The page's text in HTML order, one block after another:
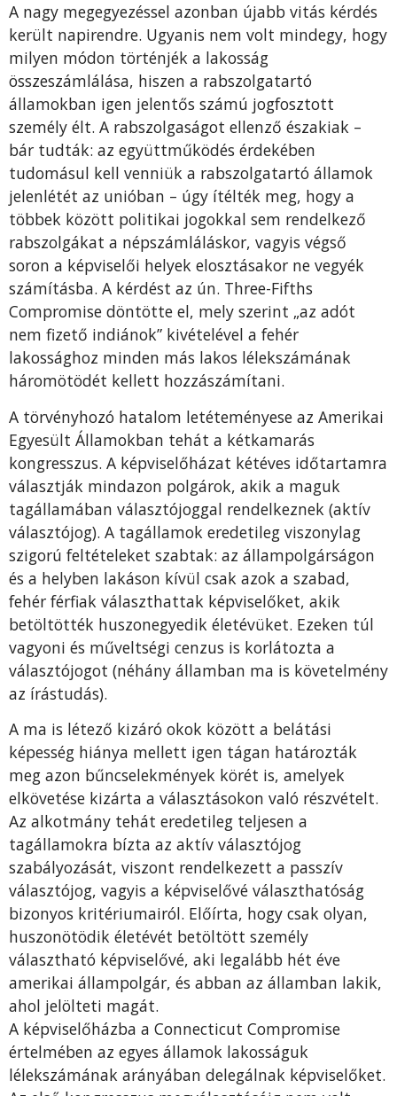
A nagy megegyezéssel azonban újabb vitás kérdés
került napirendre. Ugyanis nem volt mindegy, hogy
milyen módon történjék a lakosság
összeszámlálása, hiszen a rabszolgatartó
államokban igen jelentős számú jogfosztott
személy élt. A rabszolgaságot ellenző északiak –
bár tudták: az együttműködés érdekében
tudomásul kell venniük a rabszolgatartó államok
jelenlétét az unióban – úgy ítélték meg, hogy a
többek között politikai jogokkal sem rendelkező
rabszolgákat a népszámláláskor, vagyis végső
soron a képviselői helyek elosztásakor ne vegyék
számításba. A kérdést az ún. Three-Fifths
Compromise döntötte el, mely szerint „az adót
nem fizető indiánok” kivételével a fehér
lakossághoz minden más lakos lélekszámának
háromötödét kellett hozzászámítani.
A törvényhozó hatalom letéteményese az Amerikai
Egyesült Államokban tehát a kétkamarás
kongresszus. A képviselőházat kétéves időtartamra
választják mindazon polgárok, akik a maguk
tagállamában választójoggal rendelkeznek (aktív
választójog). A tagállamok eredetileg viszonylag
szigorú feltételeket szabtak: az állampolgárságon
és a helyben lakáson kívül csak azok a szabad,
fehér férfiak választhattak képviselőket, akik
betöltötték huszonegyedik életévüket. Ezeken túl
vagyoni és műveltségi cenzus is korlátozta a
választójogot (néhány államban ma is követelmény
az írástudás).
A ma is létező kizáró okok között a belátási
képesség hiánya mellett igen tágan határozták
meg azon bűncselekmények körét is, amelyek
elkövetése kizárta a választásokon való részvételt.
Az alkotmány tehát eredetileg teljesen a
tagállamokra bízta az aktív választójog
szabályozását, viszont rendelkezett a passzív
választójog, vagyis a képviselővé választhatóság
bizonyos kritériumairól. Előírta, hogy csak olyan,
huszonötödik életévét betöltött személy
választható képviselővé, aki legalább hét éve
amerikai állampolgár, és abban az államban lakik,
ahol jelölteti magát.
A képviselőházba a Connecticut Compromise
értelmében az egyes államok lakosságuk
lélekszámának arányában delegálnak képviselőket.